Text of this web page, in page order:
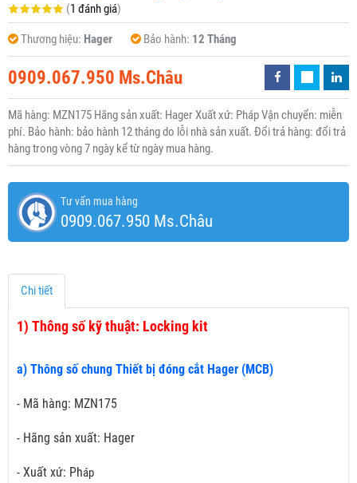
(1 đánh giá)
Thương hiệu: Hager Bảo hành: 12 Tháng
0909.067.950 Ms.Châu
Mã hàng: MZN175 Hãng sản xuất: Hager Xuất xứ: Pháp Vận chuyển: miễn
phí. Bảo hành: bảo hành 12 tháng do lỗi nhà sản xuất. Đổi trả hàng: đổi trả
hàng trong vòng 7 ngày kể từ ngày mua hàng.
Tư vấn mua hàng
0909.067.950 Ms.Châu
Chi tiết
1) Thông số kỹ thuật: Locking kit
a) Thông số chung Thiết bị đóng cắt Hager (MCB)
- Mã hàng: MZN175
- Hãng sản xuất: Hager
- Xuất xứ: Pháp